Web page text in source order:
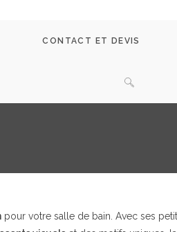
CONTACT ET DEVIS
pour votre salle de bain. Avec ses